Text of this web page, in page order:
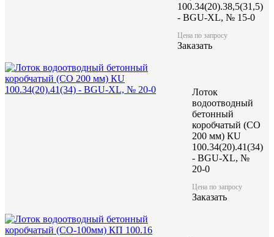
100.34(20).38,5(31,5)
- BGU-XL, № 15-0
Цена по запросу
Заказать
Лоток
водоотводный
бетонный
коробчатый (CO
200 мм) КU
100.34(20).41(34)
- BGU-XL, №
20-0
Цена по запросу
Заказать